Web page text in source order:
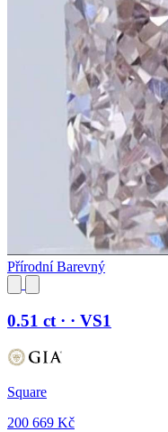
Přírodní Barevný
0.51 ct · · VS1
Square
200 669 Kč